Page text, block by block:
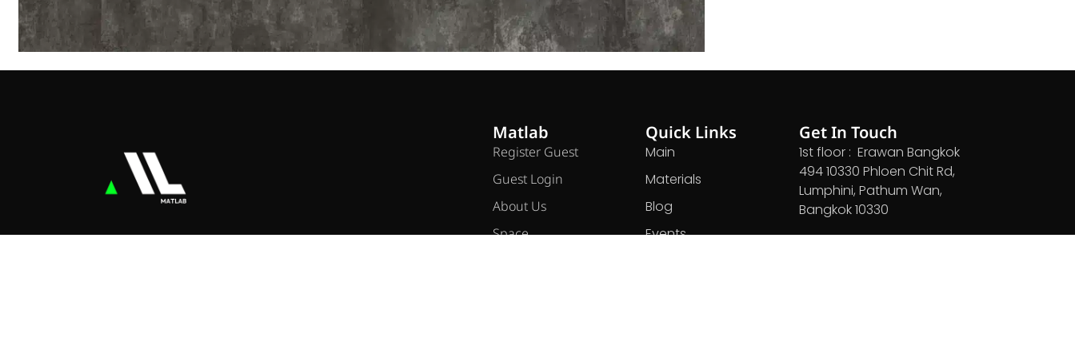
Matlab
Register Guest
Guest Login
About Us
Space
Quick Links
Main
Materials
Blog
Events
Get In Touch
1st floor : Erawan Bangkok
494 10330 Phloen Chit Rd,
Lumphini, Pathum Wan,
Bangkok 10330
Open daily 10.00 - 19.00 hrs